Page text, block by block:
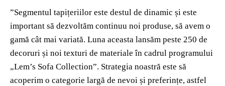
”Segmentul tapițeriilor este destul de dinamic și este
important să dezvoltăm continuu noi produse, să avem o
gamă cât mai variată. Luna aceasta lansăm peste 250 de
decoruri și noi texturi de materiale în cadrul programului
„Lem’s Sofa Collection”. Strategia noastră este să
acoperim o categorie largă de nevoi și preferințe, astfel